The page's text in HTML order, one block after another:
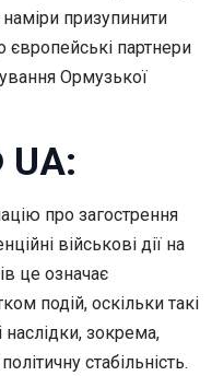
призупинити
європейські партнери
Ормузької
UA:
про загострення
військові дії на
це означає
подій, оскільки такі
зокрема,
стабільність.